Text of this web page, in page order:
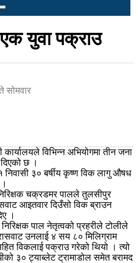
युवा पक्राउ
सोमवार
कार्यालयले विभिन्न अभियोगमा तीन जना
छ ।
निवासी ३० बर्षीय कृष्ण विक लागु औषध
चक्रडमर पालले तुलसीपुर
आइतवार दिउँसो विक ब्राउन
।
पाल नेतृत्वको प्रहरीले टोलीले
उनलाई ४ सय ८० मिलिग्राम
विकलाई पक्राउ गरेको थियो । त्यो
३० ट्याब्लेट ट्रामाडोल समेत बरामद